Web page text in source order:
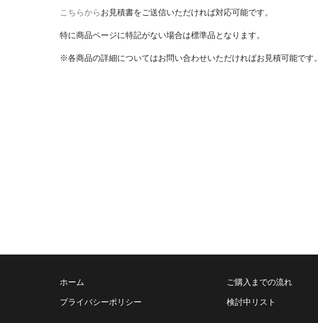
こちらからお見積書をご送信いただければ対応可能です。
特に商品ページに特記がない場合は標準品となります。
※各商品の詳細についてはお問い合わせいただければお見積可能です。
ホーム ご購入までの流れ
プライバシーポリシー 検討中リスト